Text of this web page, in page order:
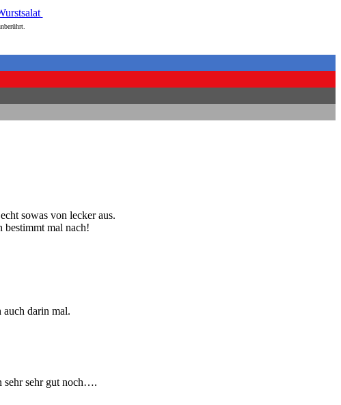
sowas von lecker aus.
bestimmt mal nach!
darin mal.
sehr sehr gut noch….